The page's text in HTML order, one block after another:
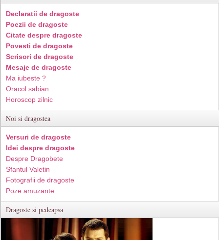
Declaratii de dragoste
Poezii de dragoste
Citate despre dragoste
Povesti de dragoste
Scrisori de dragoste
Mesaje de dragoste
Ma iubeste ?
Oracol sabian
Horoscop zilnic
Noi si dragostea
Versuri de dragoste
Idei despre dragoste
Despre Dragobete
Sfantul Valetin
Fotografii de dragoste
Poze amuzante
Dragoste si pedeapsa